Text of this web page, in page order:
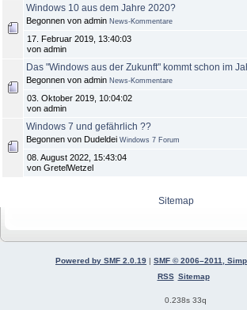
Windows 10 aus dem Jahre 2020?
Begonnen von admin News-Kommentare
17. Februar 2019, 13:40:03
von admin
Das "Windows aus der Zukunft" kommt schon im
Begonnen von admin News-Kommentare
03. Oktober 2019, 10:04:02
von admin
Windows 7 und gefährlich ??
Begonnen von Dudeldei Windows 7 Forum
08. August 2022, 15:43:04
von GretelWetzel
Sitemap
Powered by SMF 2.0.19 | SMF © 2006–2011,
RSS Sitemap
0.238s 33q